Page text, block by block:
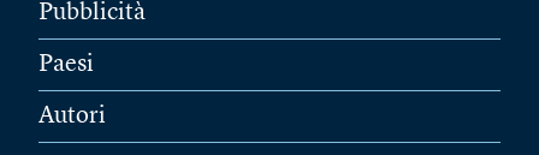
Pubblicità
Paesi
Autori